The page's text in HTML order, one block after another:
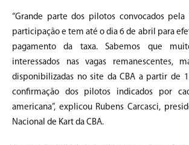
“Grande parte dos pilotos convocados pela
participação e tem até o dia 6 de abril para
pagamento da taxa. Sabemos que
interessados nas vagas remanescentes,
disponibilizadas no site da CBA a partir de
confirmação dos pilotos indicados por
americana”, explicou Rubens Carcasci,
Nacional de Kart da CBA.